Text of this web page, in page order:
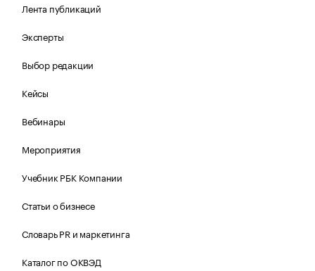
Лента публикаций
Эксперты
Выбор редакции
Кейсы
Вебинары
Мероприятия
Учебник РБК Компании
Статьи о бизнесе
Словарь PR и маркетинга
Каталог по ОКВЭД